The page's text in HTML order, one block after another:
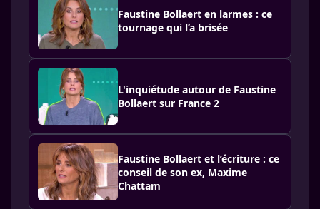
Faustine Bollaert en larmes : ce
tournage qui l’a brisée
L'inquiétude autour de Faustine
Bollaert sur France 2
Faustine Bollaert et l’écriture : ce
conseil de son ex, Maxime
Chattam